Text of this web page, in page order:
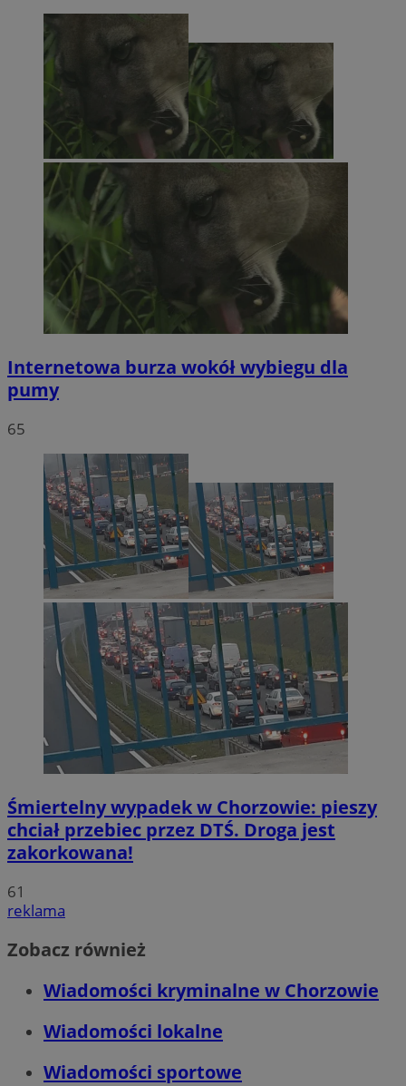
Internetowa burza wokół wybiegu dla
pumy
65
Śmiertelny wypadek w Chorzowie: pieszy
chciał przebiec przez DTŚ. Droga jest
zakorkowana!
61
reklama
Zobacz również
Wiadomości kryminalne w Chorzowie
Wiadomości lokalne
Wiadomości sportowe